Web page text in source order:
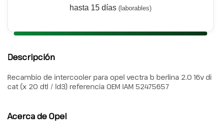
hasta 15 días (laborables)
Descripción
Recambio de intercooler para opel vectra b berlina 2.0 16v di
cat (x 20 dtl / ld3) referencia OEM IAM 52475657
Acerca de Opel